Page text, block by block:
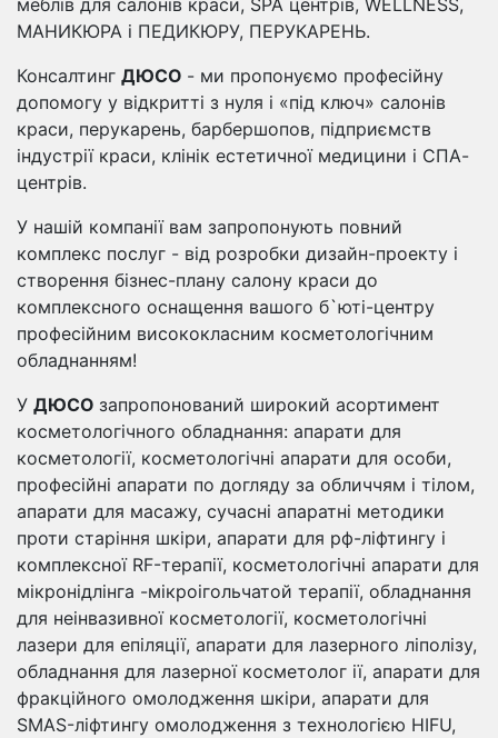
меблів для салонів краси, SPA центрів, WELLNESS,
МАНИКЮРА і ПЕДИКЮРУ, ПЕРУКАРЕНЬ.
Консалтинг ДЮСО - ми пропонуємо професійну
допомогу у відкритті з нуля і «під ключ» салонів
краси, перукарень, барбершопов, підприємств
індустрії краси, клінік естетичної медицини і СПА-
центрів.
У нашій компанії вам запропонують повний
комплекс послуг - від розробки дизайн-проекту і
створення бізнес-плану салону краси до
комплексного оснащення вашого б`юті-центру
професійним висококласним косметологічним
обладнанням!
У ДЮСО запропонований широкий асортимент
косметологічного обладнання: апарати для
косметології, косметологічні апарати для особи,
професійні апарати по догляду за обличчям і тілом,
апарати для масажу, сучасні апаратні методики
проти старіння шкіри, апарати для рф-ліфтингу і
комплексної RF-терапії, косметологічні апарати для
мікронідлінга -мікроігольчатой ​​терапії, обладнання
для неінвазивної косметології, косметологічні
лазери для епіляції, апарати для лазерного ліполізу,
обладнання для лазерної косметолог ії, апарати для
фракційного омолодження шкіри, апарати для
SMAS-ліфтингу омолодження з технологією HIFU,